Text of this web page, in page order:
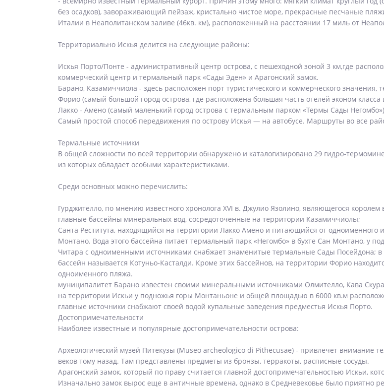
без осадков), завораживающий пейзаж, кристально чистое море, прекрасные песчаные
Италии в Неаполитанском заливе (46кв. км), расположенный на расстоянии 17 миль от
Территориально Искья делится на следующие районы:
Искья Порто/Понте - административный центр острова, с пешеходной зоной 3 км,где
коммерческий центр и термальный парк «Сады Эден» и Арагонский замок.
Барано, Казамиччиола - здесь расположен порт туристического и коммерческого
Форио (самый большой город острова, где расположена большая часть отелей эконом
Лакко - Амено (самый маленький город острова с термальным парком «Термы Сады
Самый простой способ передвижения по острову Искья — на автобусе. Маршруты во все
Термальные источники
В общей сложности по всей территории обнаружено и каталогизировано 29 гидро-
из которых обладает особыми характеристиками.
Среди основных можно перечислить:
Гурджителло, по мнению известного хронолога XVI в. Джулио Язолино, являющегося
главные бассейны минеральных вод, сосредоточенные на территории Казамиччиолы;
Санта Реститута, находящийся на территории Лакко Амено и питающийся от одноименного
Монтано. Вода этого бассейна питает термальный парк «Негомбо» в бухте Сан Монтано, у
Читара с одноименными источниками снабжает знаменитые термальные Сады Посейдона; в
бассейн называется Котуньо-Касталди. Кроме этих бассейнов, на территории Форио
одноименного пляжа.
муниципалитет Барано известен своими минеральными источниками Олмителло, Кава
на территории Искьи у подножья горы Монтаньоне и общей площадью в 6000 кв.м
главные источники снабжают своей водой купальные заведения предместья Искья Порто.
Достопримечательности
Наиболее известные и популярные достопримечательности острова:
Археологический музей Питекузы (Museo archeologico di Pithecusae) - привлечет внимание
веков тому назад. Там представлены предметы из бронзы, терракоты, расписные сосуды.
Арагонский замок, который по праву считается главной достопримечательностью Искьи,
Изначально замок вырос еще в античные времена, однако в Средневековье было приятно